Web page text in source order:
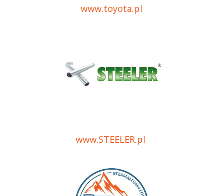
www.toyota.pl
www.STEELER.pl